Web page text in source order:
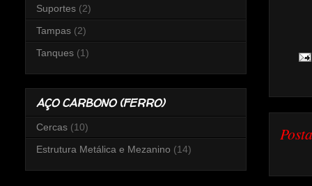
Suportes (2)
Tampas (2)
Tanques (1)
AÇO CARBONO (FERRO)
Cercas (10)
Estrutura Metálica e Mezanino (14)